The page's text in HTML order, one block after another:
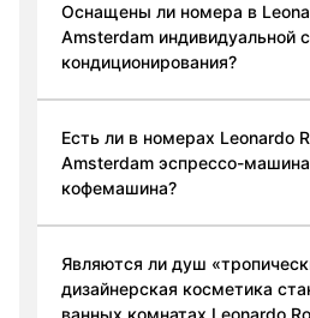
Оснащены ли номера в
Amsterdam индивидуальной
кондиционирования?
Есть ли в номерах Leonardo
Amsterdam эспрессо-
кофемашина?
Являются ли душ
дизайнерская косметика